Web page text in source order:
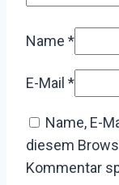
Name *
E-Mail *
Name, E-
diesem
Kommentar